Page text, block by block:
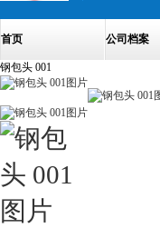
首页 公司档案
钢包头 001